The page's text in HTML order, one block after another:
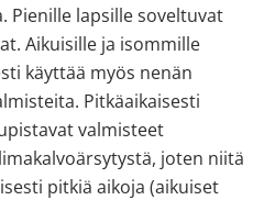
Pienille lapsille soveltuvat
Aikuisille ja isommille
käyttää myös nenän
Pitkäaikaisesti
valmisteet
joten niitä
pitkiä aikoja (aikuiset